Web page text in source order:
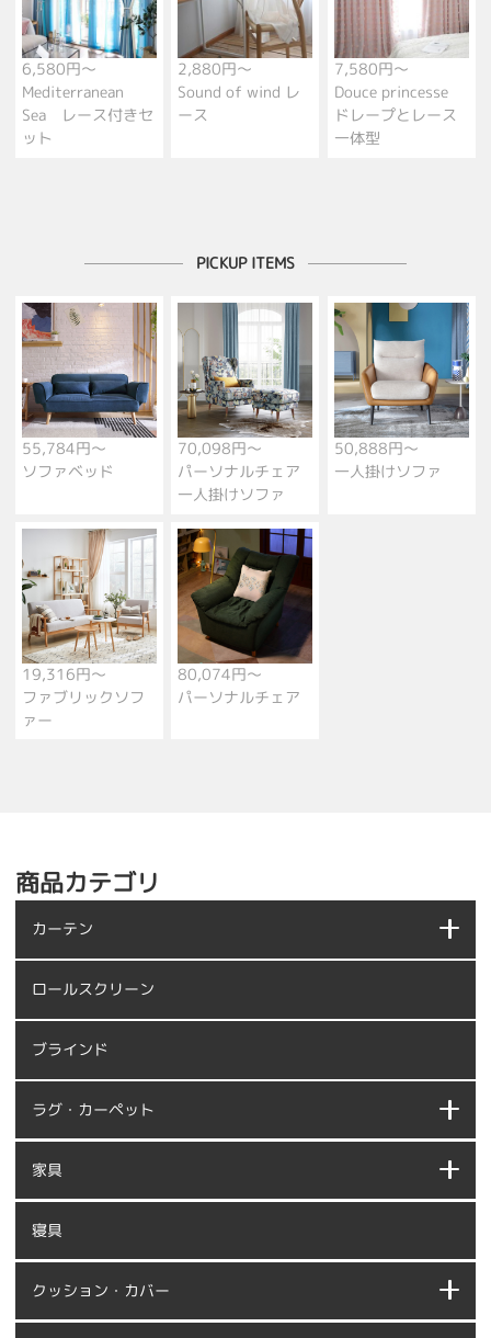
6,580円～
Mediterranean
Sea レース付きセ
ット
2,880円～
Sound of wind レ
ース
7,580円～
Douce princesse
ドレープとレース
一体型
PICKUP ITEMS
55,784円～
ソファベッド
70,098円～
パーソナルチェア
一人掛けソファ
50,888円～
一人掛けソファ
19,316円～
ファブリックソフ
ァー
80,074円～
パーソナルチェア
商品カテゴリ
カーテン
ロールスクリーン
ブラインド
ラグ・カーペット
家具
寝具
クッション・カバー